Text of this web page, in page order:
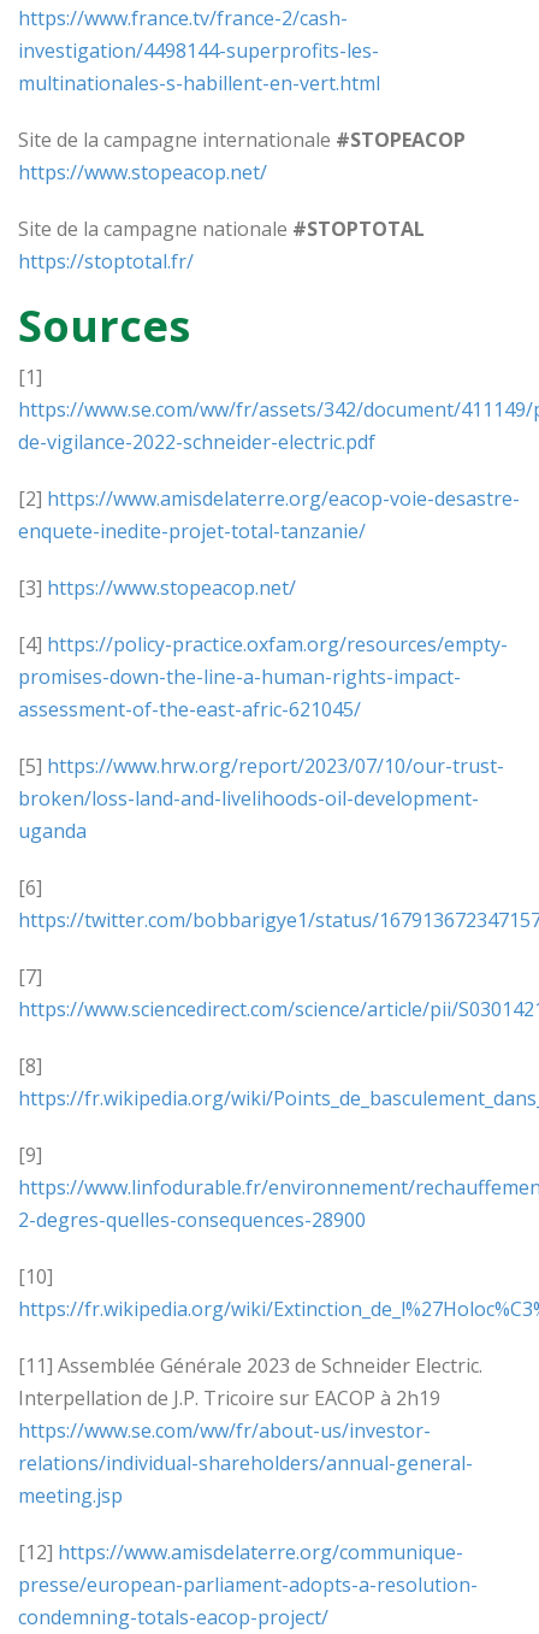
https://www.france.tv/france-2/cash-
investigation/4498144-superprofits-les-
multinationales-s-habillent-en-vert.html
Site de la campagne internationale #STOPEACOP
https://www.stopeacop.net/
Site de la campagne nationale #STOPTOTAL
https://stoptotal.fr/
Sources
[1]
https://www.se.com/ww/fr/assets/342/document/
de-vigilance-2022-schneider-electric.pdf
[2] https://www.amisdelaterre.org/eacop-voie-desastre-
enquete-inedite-projet-total-tanzanie/
[3] https://www.stopeacop.net/
[4] https://policy-practice.oxfam.org/resources/empty-
promises-down-the-line-a-human-rights-impact-
assessment-of-the-east-afric-621045/
[5] https://www.hrw.org/report/2023/07/10/our-trust-
broken/loss-land-and-livelihoods-oil-development-
uganda
[6]
https://twitter.com/bobbarigye1/status/
[7]
https://www.sciencedirect.com/science/article/pii/
[8]
https://fr.wikipedia.org/wiki/
[9]
https://www.linfodurable.fr/environnement/
2-degres-quelles-consequences-28900
[10]
https://fr.wikipedia.org/wiki/
[11] Assemblée Générale 2023 de Schneider Electric.
Interpellation de J.P. Tricoire sur EACOP à 2h19
https://www.se.com/ww/fr/about-us/investor-
relations/individual-shareholders/annual-general-
meeting.jsp
[12] https://www.amisdelaterre.org/communique-
presse/european-parliament-adopts-a-resolution-
condemning-totals-eacop-project/